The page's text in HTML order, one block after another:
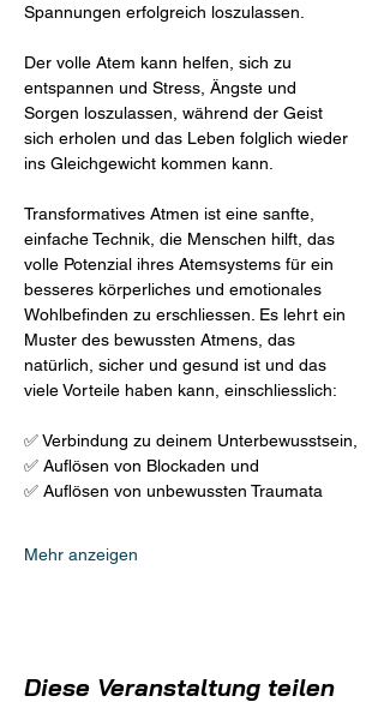
Spannungen erfolgreich loszulassen.
Der volle Atem kann helfen, sich zu
entspannen und Stress, Ängste und
Sorgen loszulassen, während der Geist
sich erholen und das Leben folglich wieder
ins Gleichgewicht kommen kann.
Transformatives Atmen ist eine sanfte,
einfache Technik, die Menschen hilft, das
volle Potenzial ihres Atemsystems für ein
besseres körperliches und emotionales
Wohlbefinden zu erschliessen. Es lehrt ein
Muster des bewussten Atmens, das
natürlich, sicher und gesund ist und das
viele Vorteile haben kann, einschliesslich:
✅ Verbindung zu deinem Unterbewusstsein,
✅ Auflösen von Blockaden und
✅ Auflösen von unbewussten Traumata
Mehr anzeigen
Diese Veranstaltung teilen